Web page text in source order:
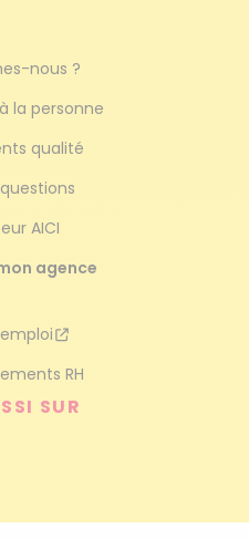
nous ?
la personne
qualité
AICI
agence
RH
SUR